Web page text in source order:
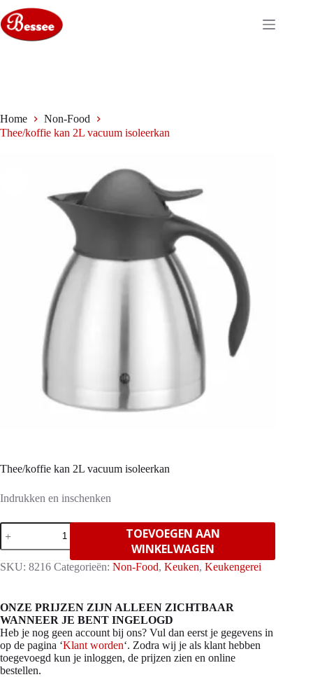
naar
de
inhoud
Home
Non-Food
Thee/koffie kan 2L vacuum isoleerkan
Thee/koffie kan 2L vacuum isoleerkan
Indrukken en inschenken
Thee/koffie
kan
2L
vacuum
TOEVOEGEN AAN
WINKELWAGEN
SKU: 8216 Categorieën: Non-Food, Keuken, Keukengerei
ONZE PRIJZEN ZIJN ALLEEN ZICHTBAAR
WANNEER JE BENT INGELOGD
Heb je nog geen account bij ons? Vul dan eerst je gegevens in
op de pagina ‘Klant worden‘. Zodra wij je als klant hebben
toegevoegd kun je inloggen, de prijzen zien en online
bestellen.